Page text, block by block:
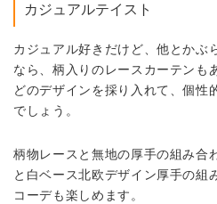
カジュアルテイスト
カジュアル好きだけど、他とかぶ
なら、柄入りのレースカーテンも
どのデザインを採り入れて、個性
でしょう。
柄物レースと無地の厚手の組み合
と白ベース北欧デザイン厚手の組
コーデも楽しめます。